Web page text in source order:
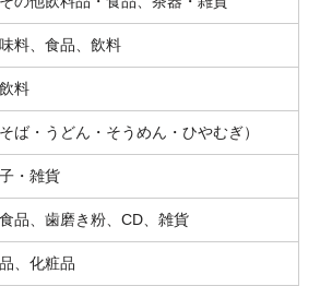
料、食品、飲料
料
ば・うどん・そうめん・ひやむぎ）
・雑貨
品、歯磨き粉、CD、雑貨
、化粧品